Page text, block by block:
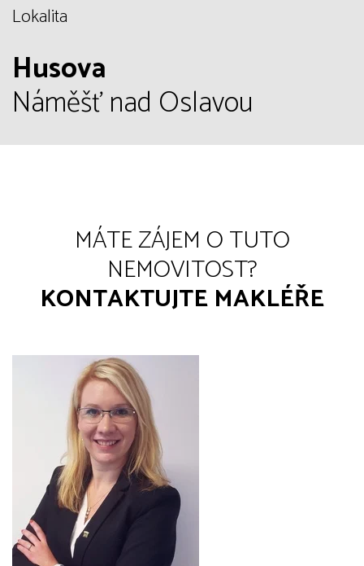
Lokalita
Husova
Náměšť nad Oslavou
MÁTE ZÁJEM O TUTO
NEMOVITOST?
KONTAKTUJTE MAKLÉŘE